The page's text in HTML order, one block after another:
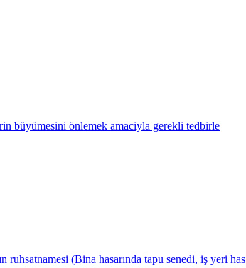
büyümesini önlemek amaciyla gerekli tedbirle
(Bina hasarında tapu senedi, iş yeri has